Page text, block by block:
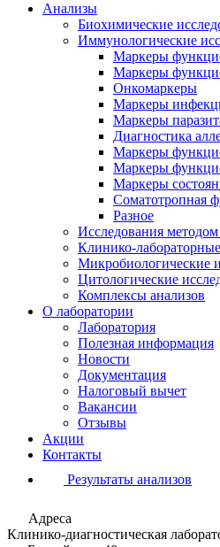
Анализы
Биохимические
Иммунологические
Маркеры
Маркеры
Онкомаркеры
Маркеры
Маркеры
Диагностика
Маркеры
Маркеры
Маркеры
Соматотропная
Разное
Исследования
Клинико-
Микробиологические
Цитологические
Комплексы анализов
О лаборатории
Лаборатория
Полезная информация
Новости
Документация
Налоговый вычет
Вакансии
Отзывы
Акции
Контакты
Результаты анализов
Адреса
Клинико-диагностическая